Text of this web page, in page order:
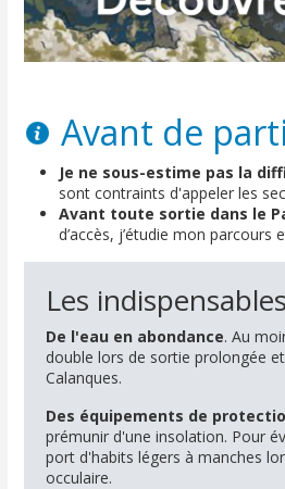
Avant de
Je ne sous-estime pas la
sont contraints d'appeler les
Avant toute sortie dans le
d’accès, j’étudie mon parcours
Les
De l'eau en abondance. Au
double lors de sortie prolongée
Calanques.
Des équipements de
prémunir d'une insolation. Pour
port d'habits légers à manches
occulaire.